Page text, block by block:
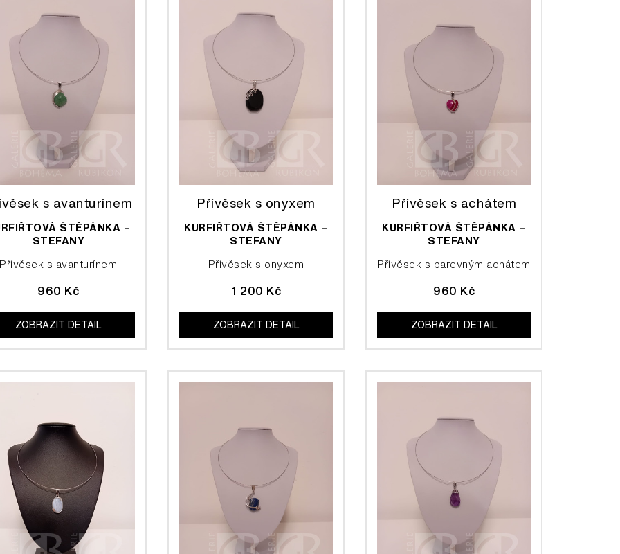
s avanturínem
ŠTĚPÁNKA –
STEFANY
Přívěsek s avanturínem
960 Kč
ZOBRAZIT DETAIL
Přívěsek s onyxem
KURFIŘTOVÁ ŠTĚPÁNKA –
STEFANY
Přívěsek s onyxem
1 200 Kč
ZOBRAZIT DETAIL
Přívěsek s achátem
KURFIŘTOVÁ ŠTĚPÁNKA –
STEFANY
Přívěsek s barevným achátem
960 Kč
ZOBRAZIT DETAIL